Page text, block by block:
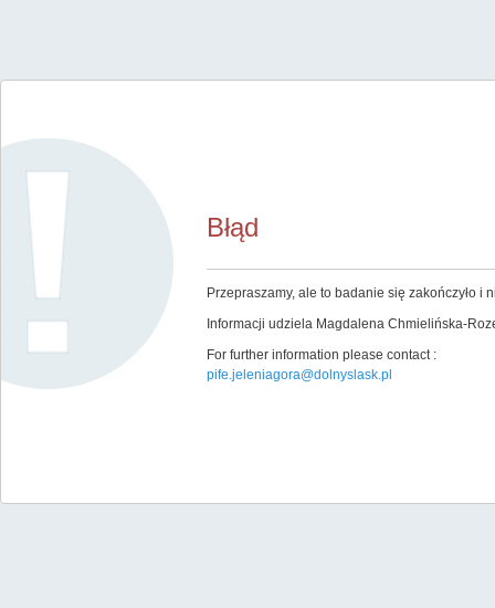
Błąd
Przepraszamy, ale to badanie się zakończyło i
Informacji udziela Magdalena Chmielińska-
For further information please contact :
pife.jeleniagora@dolnyslask.pl